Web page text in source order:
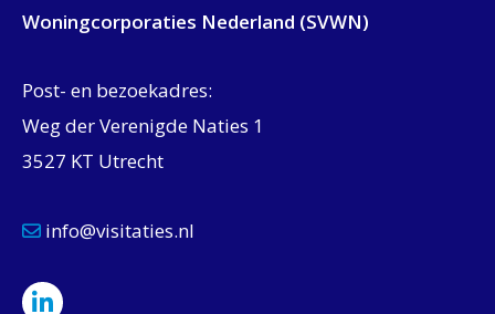
Woningcorporaties Nederland (SVWN)
Post- en bezoekadres:
Weg der Verenigde Naties 1
3527 KT Utrecht
info@visitaties.nl